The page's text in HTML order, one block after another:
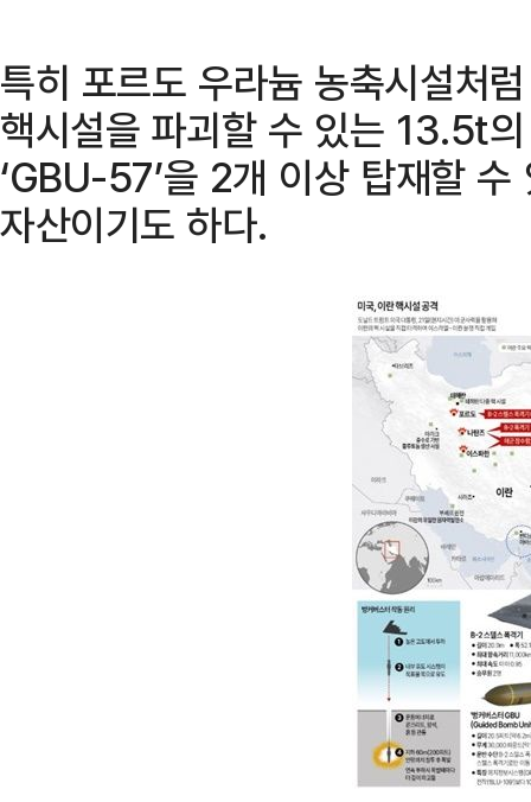
특히 포르도 우라늄 농축시설처
핵시설을 파괴할 수 있는 13.5t
‘GBU-57’을 2개 이상 탑재할
자산이기도 하다.